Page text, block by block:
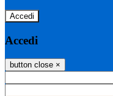
Accedi
Accedi
button close ×